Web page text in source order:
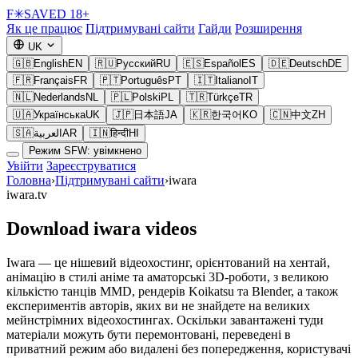
F✳SAVED 18+
Як це працює Підтримувані сайти Гайди Розширення
UK
🇬🇧EnglishEN 🇷🇺РусскийRU 🇪🇸Español ES 🇩🇪DeutschDE
🇫🇷Français FR 🇵🇹Português PT 🇮🇹Italiano IT
🇳🇱Nederlands NL 🇵🇱Polski PL 🇹🇷TürkçeTR
🇺🇦УкраїнськаUK 🇯🇵日本語JA 🇰🇷한국어 KO 🇨🇳中文ZH
🇸🇦العربية AR 🇮🇳हिन्दीHI
Режим SFW: увімкнено
Увійти Зареєструватися
Головна›Підтримувані сайти›iwara
iwara.tv
Download iwara videos
Iwara — це нішевий відеохостинг, орієнтований на хентай,
анімацію в стилі аніме та аматорські 3D-роботи, з великою
кількістю танців MMD, рендерів Koikatsu та Blender, а також
експериментів авторів, яких ви не знайдете на великих
мейнстрімних відеохостингах. Оскільки завантажені туди
матеріали можуть бути перемонтовані, переведені в
приватний режим або видалені без попередження, користувачі